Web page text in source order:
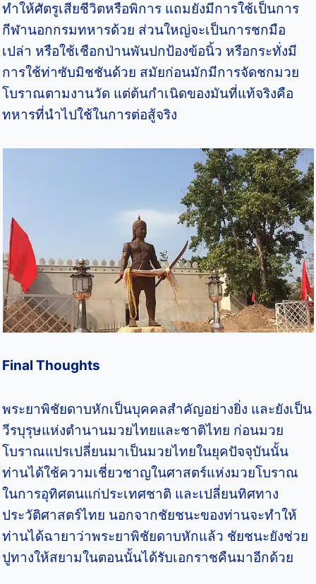
ทำให้ศัตรูเสียชีวิตหรือพิการ แถมยังมีการใช้เป็นการ
กีฬานอกกรมทหารด้วย ส่วนใหญ่จะเป็นการชกมือ
เปล่า หรือใช้เชือกป่านพันปกป้องข้อนิ้ว หรือกระทั่งมี
การใช้ท่าซับมิชชันด้วย สมัยก่อนมักมีการจัดชกมวย
โบราณตามงานวัด แต่ต้นกำเนิดของมันที่แท้จริงคือ
ทหารที่นำไปใช้ในการต่อสู้จริง
Final Thoughts
พระยาพิชัยดาบหักเป็นบุคคลสำคัญอย่างยิ่ง และยังเป็น
วีรบุรุษแห่งตำนานมวยไทยและชาติไทย ก่อนมวย
โบราณแปรเปลี่ยนมาเป็นมวยไทยในยุคปัจจุบันนั้น
ท่านได้ใช้ความเชี่ยวชาญในศาสตร์แห่งมวยโบราณ
ในการอุทิศตนแก่ประเทศชาติ และเปลี่ยนทิศทาง
ประวัติศาสตร์ไทย นอกจากชัยชนะของท่านจะทำให้
ท่านได้ฉายาว่าพระยาพิชัยดาบหักแล้ว ชัยชนะยังช่วย
ปูทางให้สยามในตอนนั้นได้รับเอกราชคืนมาอีกด้วย